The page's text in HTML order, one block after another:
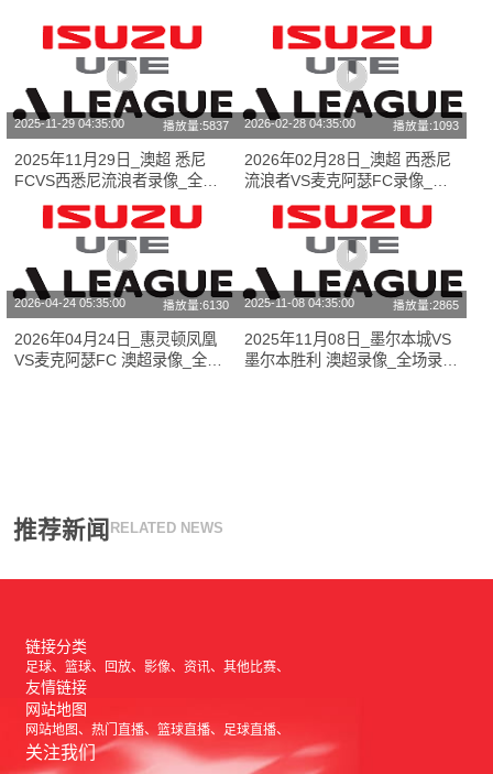
2025-11-29 04:35:00 播放量:5837
2025年11月29日_澳超 悉尼
FCVS西悉尼流浪者录像_全场
录像【全场回放】
2026-02-28 04:35:00 播放量:1093
2026年02月28日_澳超 西悉尼
流浪者VS麦克阿瑟FC录像_高
清录像【全场回放】
2026-04-24 05:35:00 播放量:6130
2026年04月24日_惠灵顿凤凰
VS麦克阿瑟FC 澳超录像_全场
2025-11-08 04:35:00 播放量:2865
2025年11月08日_墨尔本城VS
墨尔本胜利 澳超录像_全场录像
推荐新闻 RELATED NEWS
链接分类
足球 篮球 回放 影像 资讯 其他比赛
友情链接
网站地图
网站地图 热门直播 篮球直播 足球直播
关注我们